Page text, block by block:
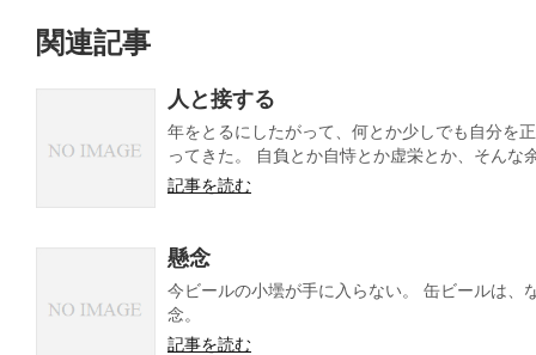
関連記事
人と接する
年をとるにしたがって、何とか少しでも自分を
ってきた。 自負とか自恃とか虚栄とか、そんな
記事を読む
懸念
今ビールの小壜が手に入らない。 缶ビールは、
念。
記事を読む